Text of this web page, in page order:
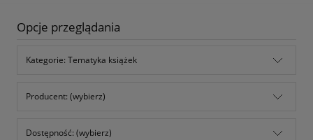
Opcje przeglądania
Kategorie: Tematyka książek
Producent: (wybierz)
Dostępność: (wybierz)